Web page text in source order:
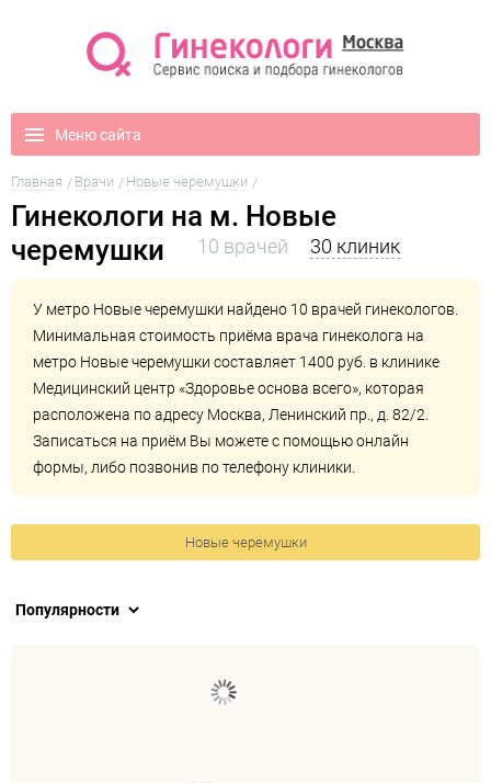
Меню сайта
Главная Врачи Новые черемушки
Гинекологи на м. Новые
черемушки
10 врачей 30 клиник
У метро Новые черемушки найдено 10 врачей гинекологов.
Минимальная стоимость приёма врача гинеколога на
метро Новые черемушки составляет 1400 руб. в клинике
Медицинский центр «Здоровье основа всего», которая
расположена по адресу Москва, Ленинский пр., д. 82/2.
Записаться на приём Вы можете с помощью онлайн
формы, либо позвонив по телефону клиники.
Новые черемушки